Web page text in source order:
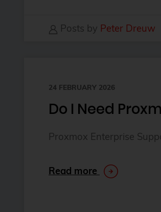
Posts by Peter Dreuw
24 FEBRUARY 2026
Do I Need
Proxmox Enterprise
Read more